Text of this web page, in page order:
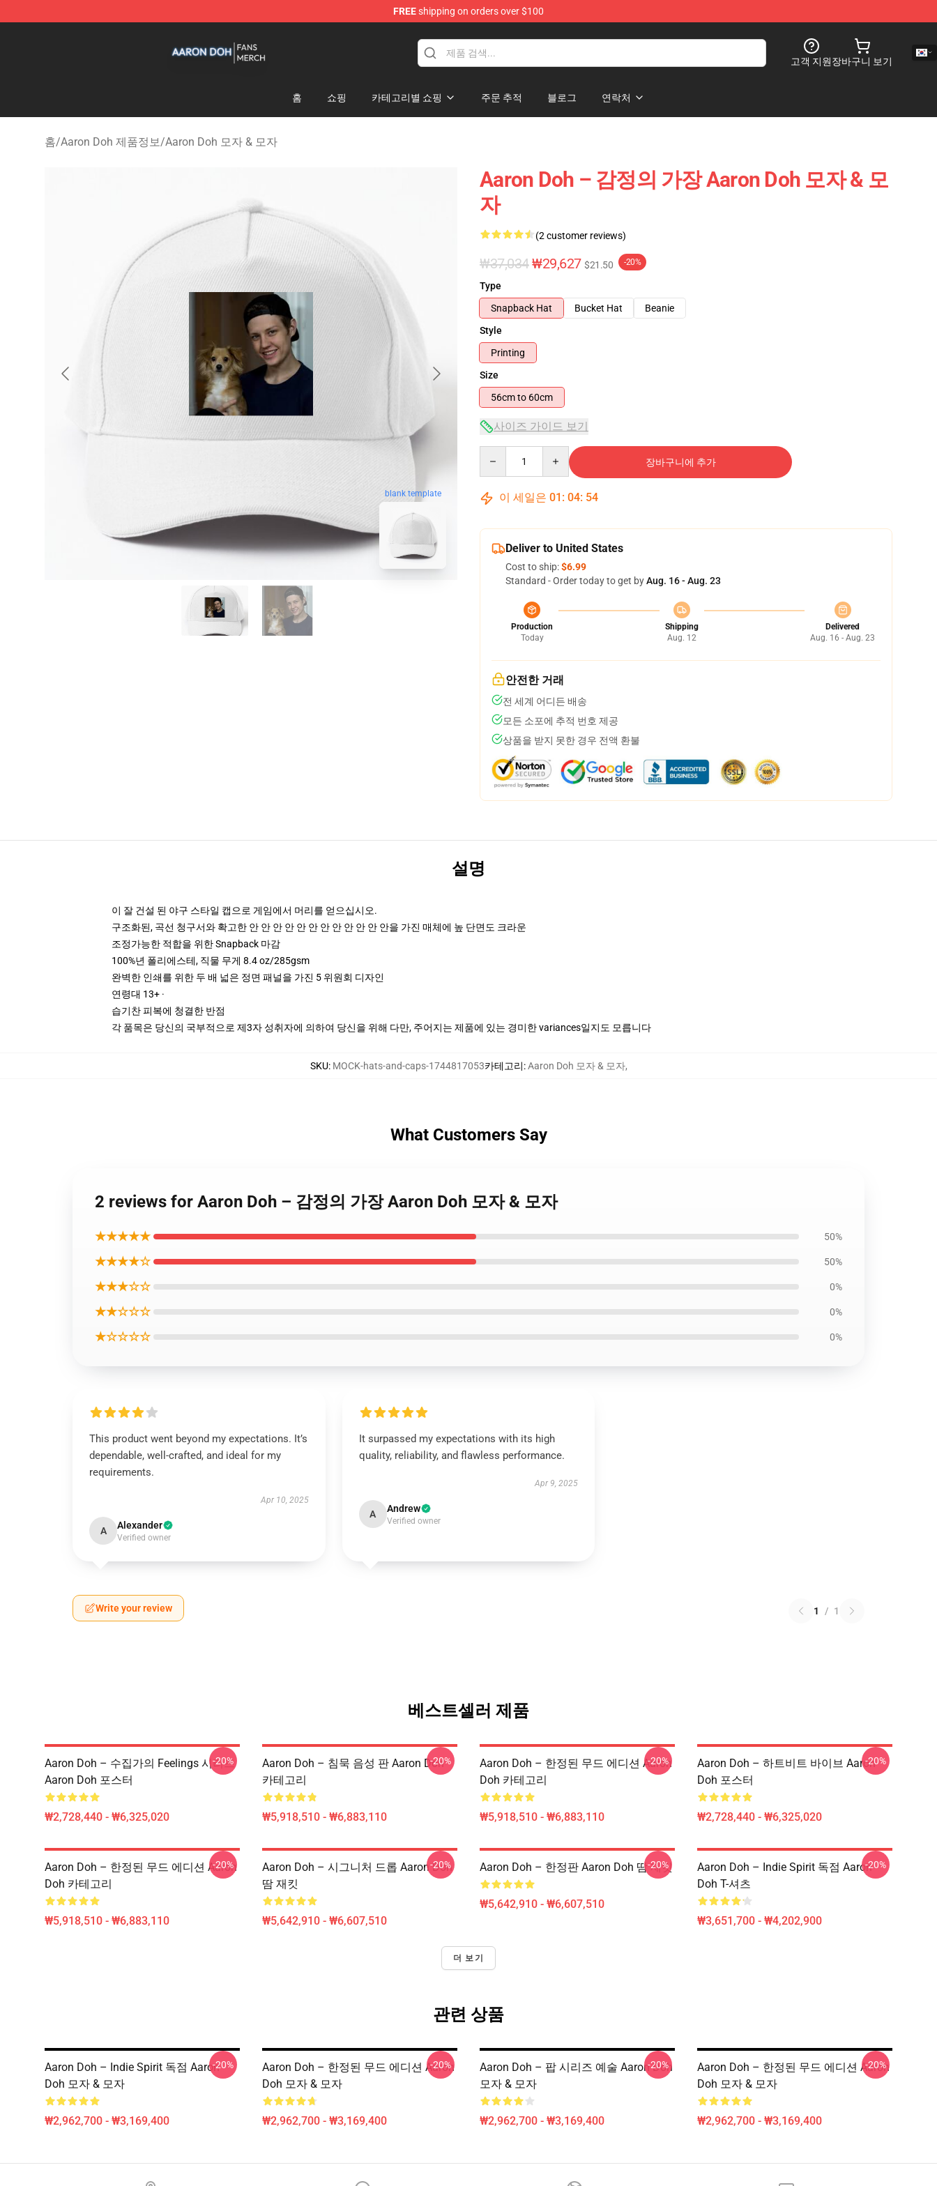
FREEshipping on orders over $100
고객 지원장바구니 보기
홈 쇼핑 카테고리별 쇼핑 주문 추적 블로그 연락처
홈/Aaron Doh 제품정보/Aaron Doh 모자 & 모자
blank template
Aaron Doh – 감정의 가장 Aaron Doh 모자 & 모
자
(2 customer reviews)
₩37,034₩29,627 $21.50 -20%
Type
Snapback Hat
Bucket Hat
Beanie
Style
Printing
Size
56cm to 60cm
사이즈 가이드 보기
장바구니에 추가
이 세일은 01 : 04: 53
Deliver to United States
Cost to ship:$6.99
Standard - Order today to get byAug. 16 - Aug. 23
Production
Today
Shipping
Aug. 12
Delivered
Aug. 16 - Aug. 23
안전한 거래
전 세계 어디든 배송
모든 소포에 추적 번호 제공
상품을 받지 못한 경우 전액 환불
설명
이 잘 건설 된 야구 스타일 캡으로 게임에서 머리를 얻으십시오.
구조화된, 곡선 청구서와 확고한 안 안 안 안 안 안 안 안 안 안 안 안을 가진 매체에 높 단면도 크라운
조정가능한 적합을 위한 Snapback 마감
100%년 폴리에스테, 직물 무게 8.4 oz/285gsm
완벽한 인쇄를 위한 두 배 넓은 정면 패널을 가진 5 위원회 디자인
연령대 13+ ·
습기찬 피복에 청결한 반점
각 품목은 당신의 국부적으로 제3자 성취자에 의하여 당신을 위해 다만, 주어지는 제품에 있는 경미한 variances일지도 모릅니다
SKU: MOCK-hats-and-caps-1744817053카테고리:Aaron Doh 모자 & 모자,
What Customers Say
2 reviews for Aaron Doh – 감정의 가장 Aaron Doh 모자 & 모자
★★★★★ 50%
★★★★☆ 50%
★★★☆☆ 0%
★★☆☆☆ 0%
★☆☆☆☆ 0%
This product went beyond my expectations. It’s
dependable, well-crafted, and ideal for my
requirements.
Apr 10, 2025
A Alexander
Verified owner
It surpassed my expectations with its high
quality, reliability, and flawless performance.
Apr 9, 2025
A Andrew
Verified owner
Write your review 1 / 1
베스트셀러 제품
Aaron Doh – 수집가의 Feelings 시리즈
Aaron Doh 포스터
₩2,728,440 - ₩6,325,020
-20%
Aaron Doh – 침묵 음성 판 Aaron Doh
카테고리
₩5,918,510 - ₩6,883,110
-20%
Aaron Doh – 한정된 무드 에디션 Aaron
Doh 카테고리
₩5,918,510 - ₩6,883,110
-20%
Aaron Doh – 하트비트 바이브 Aaron
Doh 포스터
₩2,728,440 - ₩6,325,020
-20%
Aaron Doh – 한정된 무드 에디션 Aaron
Doh 카테고리
₩5,918,510 - ₩6,883,110
-20%
Aaron Doh – 시그니처 드롭 Aaron Doh
땀 재킷
₩5,642,910 - ₩6,607,510
-20% Aaron Doh – 한정판 Aaron Doh 땀 재킷
₩5,642,910 - ₩6,607,510
-20%
Aaron Doh – Indie Spirit 독점 Aaron
Doh T-셔츠
₩3,651,700 - ₩4,202,900
-20%
더 보기
관련 상품
Aaron Doh – Indie Spirit 독점 Aaron
Doh 모자 & 모자
₩2,962,700 - ₩3,169,400
-20%
Aaron Doh – 한정된 무드 에디션 Aaron
Doh 모자 & 모자
₩2,962,700 - ₩3,169,400
-20%
Aaron Doh – 팝 시리즈 예술 Aaron Doh
모자 & 모자
₩2,962,700 - ₩3,169,400
-20%
Aaron Doh – 한정된 무드 에디션 Aaron
Doh 모자 & 모자
₩2,962,700 - ₩3,169,400
-20%